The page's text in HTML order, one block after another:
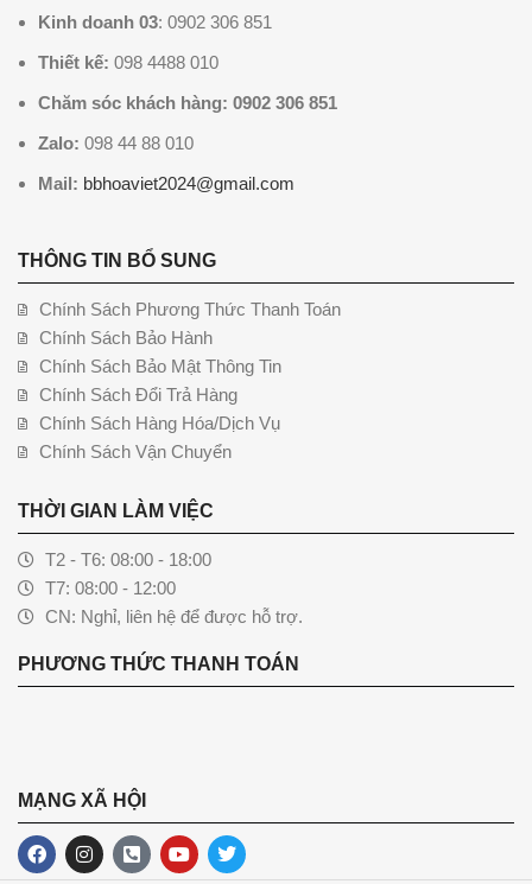
Kinh doanh 03: 0902 306 851
Thiết kế: 098 4488 010
Chăm sóc khách hàng: 0902 306 851
Zalo: 098 44 88 010
Mail: bbhoaviet2024@gmail.com
THÔNG TIN BỔ SUNG
Chính Sách Phương Thức Thanh Toán
Chính Sách Bảo Hành
Chính Sách Bảo Mật Thông Tin
Chính Sách Đổi Trả Hàng
Chính Sách Hàng Hóa/Dịch Vụ
Chính Sách Vận Chuyển
THỜI GIAN LÀM VIỆC
T2 - T6: 08:00 - 18:00
T7: 08:00 - 12:00
CN: Nghỉ, liên hệ để được hỗ trợ.
PHƯƠNG THỨC THANH TOÁN
MẠNG XÃ HỘI